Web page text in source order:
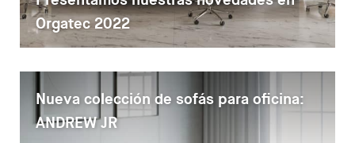
Orgatec 2022
Nueva colección de sofás para oficina:
ANDREW JR